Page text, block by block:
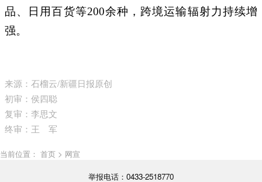
品、日用百货等200余种，跨境运输辐射力持续增
强。
来源：石榴云/新疆日报原创
初审：侯四聪
复审：李思文
终审：王 军
当前位置： 首页 > 网宣
举报电话：0433-2518770